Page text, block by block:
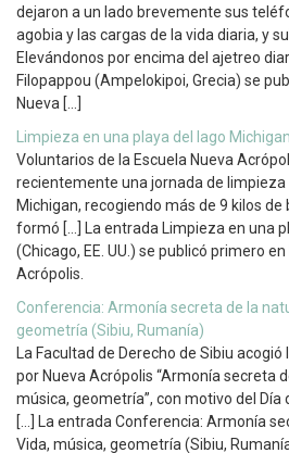
dejaron a un lado brevemente sus
agobia y las cargas de la vida diaria, y
Elevándonos por encima del ajetreo
Filopappou (Ampelokipoi, Grecia) se
Nueva […]
Limpieza en una playa del lago
Voluntarios de la Escuela Nueva
recientemente una jornada de limpieza
Michigan, recogiendo más de 9 kilos de
formó […] La entrada Limpieza en una
(Chicago, EE. UU.) se publicó primero
Acrópolis.
Conferencia: Armonía secreta de la
geometría (Sibiu, Rumanía)
La Facultad de Derecho de Sibiu
por Nueva Acrópolis “Armonía secreta
música, geometría”, con motivo del Día
[…] La entrada Conferencia: Armonía
Vida, música, geometría (Sibiu,